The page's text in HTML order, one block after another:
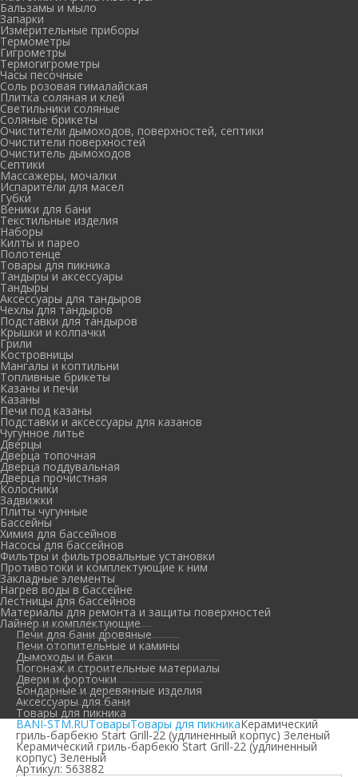
Бальзамы и мыло
Запарки
Измерительные приборы
Термометры
Гигрометры
Термогигрометры
Часы песочные
Соль розовая гималайская
Плитка соляная и клей
Светильники соляные
Соляные брикеты
Очистители дымоходов, поверхностей, септики
Очистители поверхностей
Очиститель дымоходов
Септики
Массажеры, мочалки
Испарители для масел
Губки
Веники для бани
Текстильные изделия
Наборы
Килты и парео
Полотенце
Товары для пикника
Тандыры и аксессуары
Тандыры
Аксессуары для тандыров
Чехлы для тандыров
Подставки для тандыров
Крышки и колпачки
Грили
Костровницы
Мангалы и коптильни
Топливные брикеты
Казаны и печи
Казаны
Печи под казаны
Подставки и аксессуары для казанов
Чугунное литье
Дверцы
Дверца топочная
Дверца поддувальная
Дверца прочистная
Колосники
Задвижки
Плиты чугунные
Бассейны
Химия для бассейнов
Насосы для бассейнов
Фильтры и фильтровальные установки
Противотоки и комплектующие к ним
Закладные элементы
Нагрев воды в бассейне
Лестницы для бассейнов
Материалы для ремонта и защиты поверхностей
Лайнер и комплектующие
Печи для бани дровяные
Печи отопительные и камины
Дымоходы и баки
Погонаж и строительные материалы
Двери и форточки
Бондарные и деревянные изделия
Аксессуары для бани
Товары для пикника
BANI-STM.RUТоварыТовары для пикникаКерамический
гриль-барбекю Start Grill-22 (удлиненный корпус) Зеленый
Керамический гриль-барбекю Start Grill-22 (удлиненный
корпус) Зеленый
Артикул: 563882